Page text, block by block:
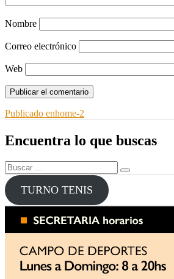
Nombre
Correo electrónico
Web
Navegación
de
entradas
Publicado enhome-2
Encuentra lo que buscas
Buscar
por:
Buscar
TURNO TENIS